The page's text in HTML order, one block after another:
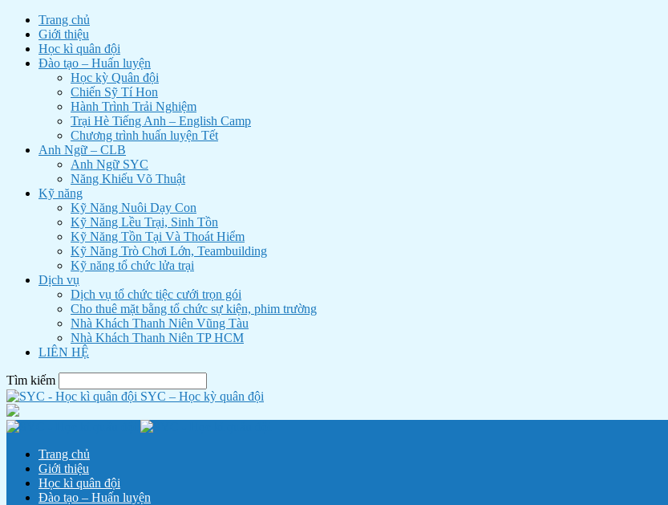
Trang chủ
Giới thiệu
Học kì quân đội
Đào tạo – Huấn luyện
Học kỳ Quân đội
Chiến Sỹ Tí Hon
Hành Trình Trải Nghiệm
Trại Hè Tiếng Anh – English Camp
Chương trình huấn luyện Tết
Anh Ngữ – CLB
Anh Ngữ SYC
Năng Khiếu Võ Thuật
Kỹ năng
Kỹ Năng Nuôi Dạy Con
Kỹ Năng Lều Trại, Sinh Tồn
Kỹ Năng Tồn Tại Và Thoát Hiểm
Kỹ Năng Trò Chơi Lớn, Teambuilding
Kỹ năng tổ chức lửa trại
Dịch vụ
Dịch vụ tổ chức tiệc cưới trọn gói
Cho thuê mặt bằng tổ chức sự kiện, phim trường
Nhà Khách Thanh Niên Vũng Tàu
Nhà Khách Thanh Niên TP HCM
LIÊN HỆ
Tìm kiếm
SYC – Học kỳ quân đội
Trang chủ
Giới thiệu
Học kì quân đội
Đào tạo – Huấn luyện